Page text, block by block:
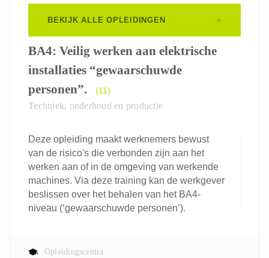
BEKIJK ALLE OPLEIDINGEN
BA4: Veilig werken aan elektrische
installaties “gewaarschuwde
personen”.
(11)
Techniek, onderhoud en productie
Deze opleiding maakt werknemers bewust
van de risico's die verbonden zijn aan het
werken aan of in de omgeving van werkende
machines. Via deze training kan de werkgever
beslissen over het behalen van het BA4-
niveau (‘gewaarschuwde personen’).
Opleidingscentra